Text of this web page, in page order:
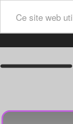
Ce site web